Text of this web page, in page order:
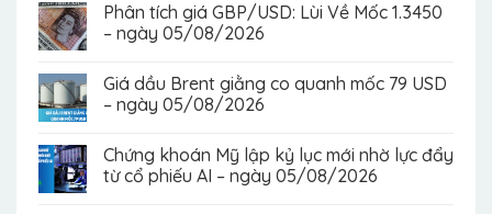
Phân tích giá GBP/USD: Lùi Về Mốc 1.3450
– ngày 05/08/2026
Giá dầu Brent giằng co quanh mốc 79 USD
– ngày 05/08/2026
Chứng khoán Mỹ lập kỷ lục mới nhờ lực đẩy
từ cổ phiếu AI – ngày 05/08/2026